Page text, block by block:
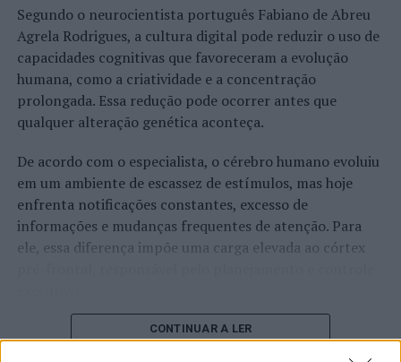
Ronda de Qualificação para o Campeonato da Europa
2024, na cidade alemã de Frankfurt, qualificando-se
para a 2ª Ronda.
A 1ª Ronda de Qualificação para o Europeu foi realizada
sob a forma de torneios organizados pelas associações
zonais.
Foto: FPV.
TÓPICOS RELACIONADOS:
CAMPEONATO DA EUROPA
CHÉQUIA
FEDERAÇÃO PORTUGUESA DE VOLEIBOL
JOÃO JOSÉ
3º Fórum Internacional – Exportação e
Internacionalização, das Câmaras Bilaterais, a 20 de
Segundo o neurocientista português Fabiano de Abreu
Agrela Rodrigues, a cultura digital pode reduzir o uso de
capacidades cognitivas que favoreceram a evolução
humana, como a criatividade e a concentração
prolongada. Essa redução pode ocorrer antes que
qualquer alteração genética aconteça.
De acordo com o especialista, o cérebro humano evoluiu
em um ambiente de escassez de estímulos, mas hoje
enfrenta notificações constantes, excesso de
informações e mudanças frequentes de atenção. Para
ele, essa diferença impõe uma carga elevada ao córtex
O pesquisador afirma que plataformas digitais também
CONTINUAR A LER